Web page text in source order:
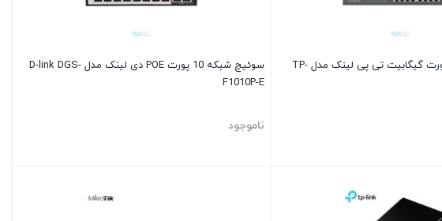
سوئیچ شبکه 16 پورت گیگابیت تی پی لینک مدل TP-
سوئیچ شبکه 10 پورت POE دی لینک مدل D-link DGS-
F1010P-E
ناموجود